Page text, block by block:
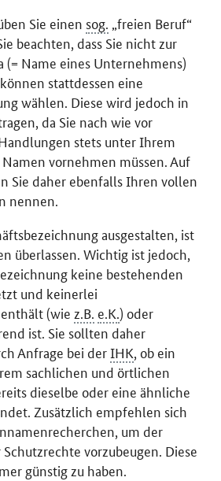
Sie einen sog. „freien Beruf“
beachten, dass Sie nicht zur
(= Name eines Unternehmens)
stattdessen eine
wählen. Diese wird jedoch in
da Sie nach wie vor
stets unter Ihrem
vornehmen müssen. Auf
Sie daher ebenfalls Ihren vollen
nennen.
ausgestalten, ist
überlassen. Wichtig ist jedoch,
keine bestehenden
und keinerlei
(wie z.B. e.K.) oder
ist. Sie sollten daher
Anfrage bei derIHK, ob ein
sachlichen und örtlichen
dieselbe oder eine ähnliche
Zusätzlich empfehlen sich
um der
vorzubeugen. Diese
günstig zu haben.